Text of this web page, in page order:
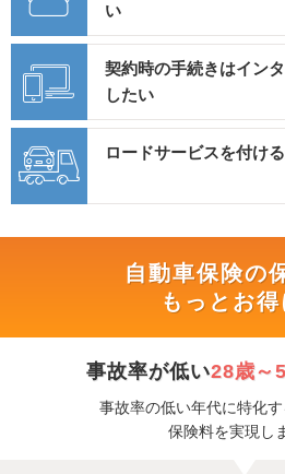
い
契約時の手続きはイン
したい
ロードサービスを付け
自動車保険の
もっとお得
事故率が低い28歳～
事故率の低い年代に特化
保険料を実現し